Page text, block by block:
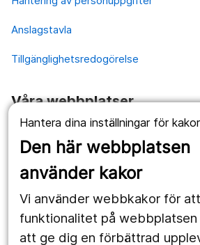
Hantera dina inställningar för kakor
Den här webbplatsen
använder kakor
Vi använder webbkakor för
funktionalitet på
att ge dig en förbättrad
Anslagstavla
Tillgänglighetsredogörelse
Våra webbplatser
1177.se
Länstrafiken
Utveckling